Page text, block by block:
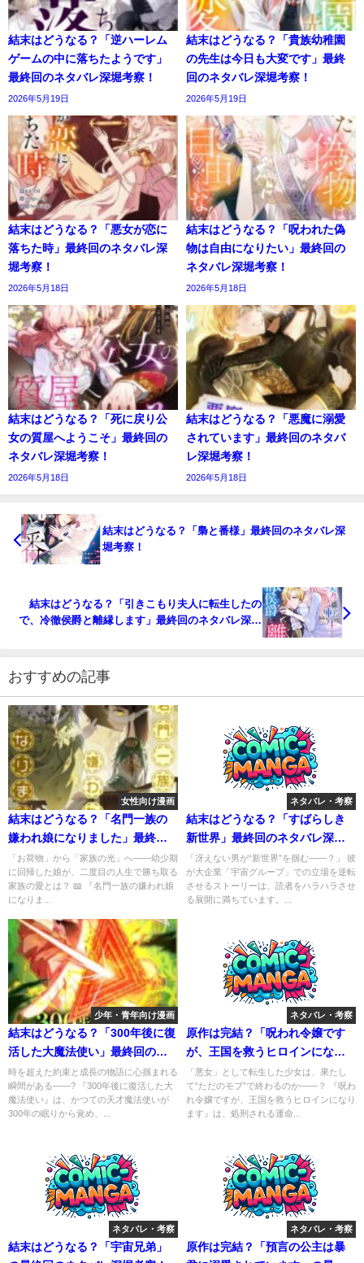
結末はどうなる？「逆ハーレム
ゲームの中に落ちたようです」
最終回のネタバレ深堀考察！
2026年5月19日
結末はどうなる？「貴族幼稚園
の先生は今日も大変です」最終
回のネタバレ深堀考察！
2026年5月19日
結末はどうなる？「悪女が恋に
落ちた時」最終回のネタバレ深
堀考察！
2026年5月18日
結末はどうなる？「呪われた偽
物は自由になりたい」最終回の
ネタバレ深堀考察！
2026年5月18日
結末はどうなる？「死に戻り公
女の質屋へようこそ」最終回の
ネタバレ深堀考察！
2026年5月18日
結末はどうなる？「悪魔に溺愛
されています」最終回のネタバ
レ深堀考察！
2026年5月18日
結末はどうなる？「梟と番様」最終回のネタバレ深
堀考察！
結末はどうなる？「引きこもり夫人に転生したの
で、冷徹侯爵と離縁します」最終回のネタバレ深堀
おすすめの記事
女性向け漫画
結末はどうなる？「名門一族の
嫌われ娘になりました」最終回
のネタバレ深堀考察！
「お荷物」から「家族の光」へ――幼少期
に回帰した娘が、二度目の人生で勝ち取る
家族の愛とは？ 📖 『名門一族の嫌われ娘
になりま...
ネタバレ・考察
結末はどうなる？「すばらしき
新世界」最終回のネタバレ深堀
考察！
「冴えない男が“新世界”を掴む――？」 彼
が大企業「宇宙グループ」での立場を逆転
させるストーリーは、読者をハラハラさせ
る展開に満ちています。...
少年・青年向け漫画
結末はどうなる？「300年後に復
活した大魔法使い」最終回のネ
タバレ深堀考察！
時を超えた約束と成長の物語に心掴まれる
瞬間がある――? 『300年後に復活した大
魔法使い』は、かつての天才魔法使いが
300年の眠りから覚め、...
ネタバレ・考察
原作は完結？「呪われ令嬢です
が、王国を救うヒロインになり
ます」の最終回のネタバレ深堀
考察！
「悪女」として転生した少女は、果たし
て“ただのモブ”で終わるのか――？ 『呪わ
れ令嬢ですが、王国を救うヒロインになり
ます』は、処刑される運命...
ネタバレ・考察
結末はどうなる？「宇宙兄弟」
ネタバレ・考察
原作は完結？「預言の公主は暴